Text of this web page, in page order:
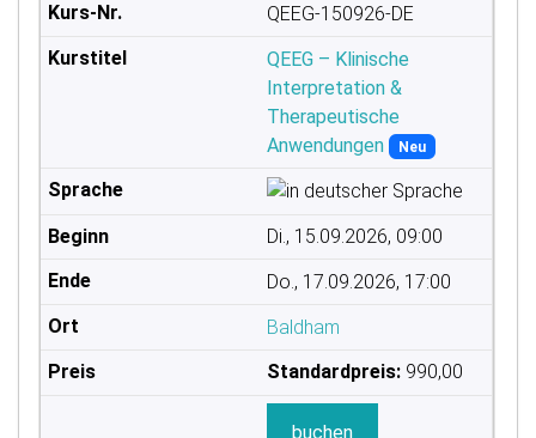
QEEG-150926-DE
QEEG – Klinische
Interpretation &
Therapeutische
Anwendungen
Neu
Di., 15.09.2026, 09:00
Do., 17.09.2026, 17:00
Baldham
Standardpreis: 990,00
buchen